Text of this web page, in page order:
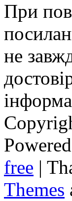
При
не
free |
Themes